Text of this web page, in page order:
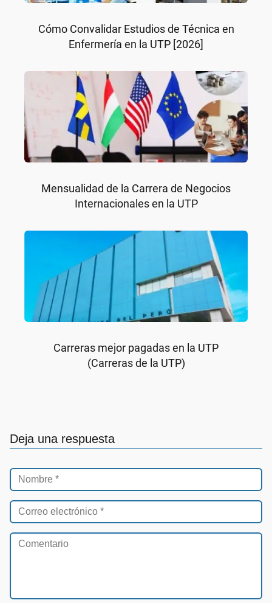
Cómo Convalidar Estudios de Técnica en
Enfermería en la UTP [2026]
Mensualidad de la Carrera de Negocios
Internacionales en la UTP
Carreras mejor pagadas en la UTP
(Carreras de la UTP)
Deja una respuesta